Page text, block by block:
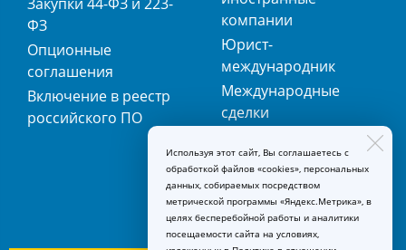
ФЗ
Опционные
соглашения
Включение в реестр
российского ПО
компании
Юрист-
международник
Международные
сделки
регистрация
товарных знаков
Используя этот сайт, Вы соглашаетесь с
обработкой файлов «cookies», персональных
данных, собираемых посредством
метрической программы «Яндекс.Метрика», в
целях бесперебойной работы и аналитики
посещаемости сайта на условиях,